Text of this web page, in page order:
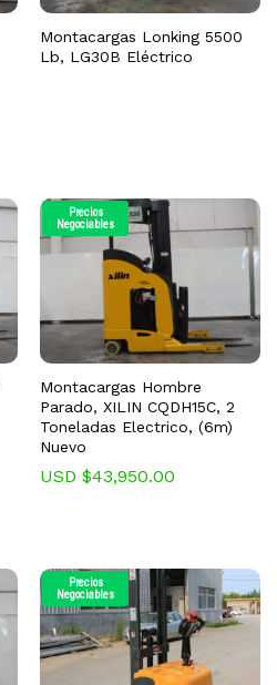
Montacargas Lonking 5500
Lb, LG30B Eléctrico
Precios
Negociables
Montacargas Hombre
Parado, XILIN CQDH15C, 2
Toneladas Electrico, (6m)
Nuevo
USD $43,950.00
Precios
Negociables